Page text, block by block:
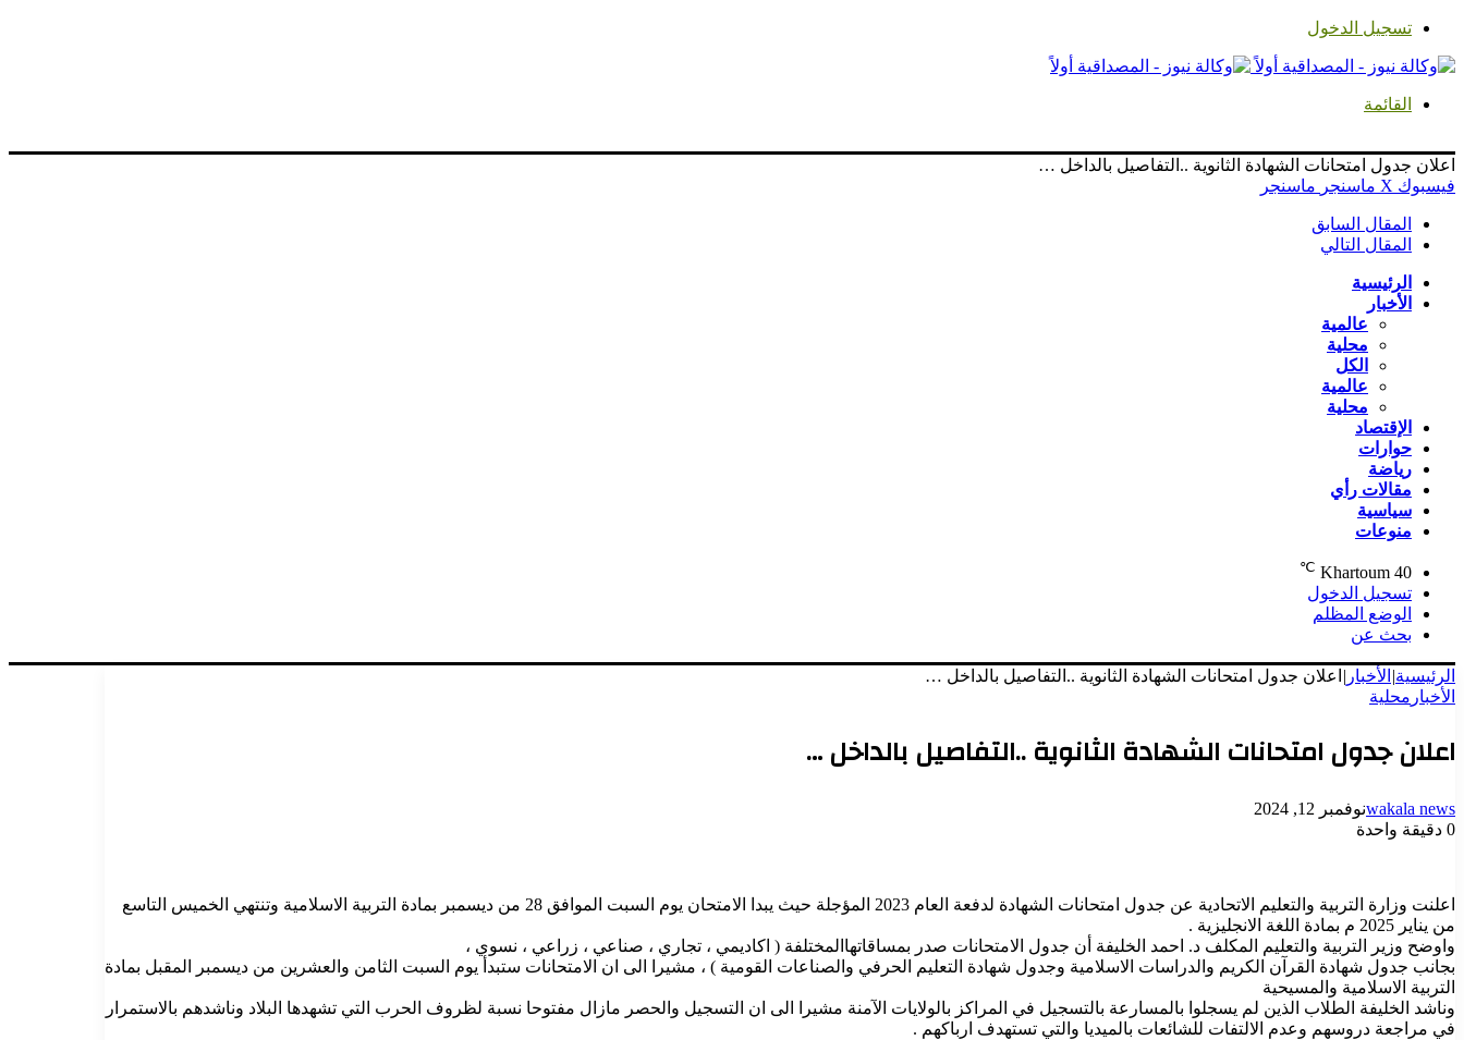
تسجيل الدخول
القائمة
اعلان جدول امتحانات الشهادة الثانوية ..التفاصيل بالداخل …
فيسبوك ‫X ماسنجر ماسنجر
المقال السابق
المقال التالي
الرئيسية
الأخبار
عالمية
محلية
الكل
عالمية
محلية
الإقتصاد
حوارات
رياضة
مقالات رأي
سياسية
منوعات
Khartoum 40
℃
تسجيل الدخول
الوضع المظلم
بحث عن
الرئيسية| الأخبار | اعلان جدول امتحانات الشهادة الثانوية ..التفاصيل بالداخل …
الأخبار محلية
اعلان جدول امتحانات الشهادة الثانوية ..التفاصيل بالداخل …
wakala newsنوفمبر 12, 2024
0 دقيقة واحدة
اعلنت وزارة التربية والتعليم الاتحادية عن جدول امتحانات الشهادة لدفعة العام 2023 المؤجلة حيث يبدا الامتحان يوم السبت الموافق 28 من ديسمبر بمادة التربية الاسلامية وتنتهي الخميس التاسع
من يناير 2025 م بمادة اللغة الانجليزية .
واوضح وزير التربية والتعليم المكلف د. احمد الخليفة أن جدول الامتحانات صدر بمساقاتهاالمختلفة ( اكاديمي ، تجاري ، صناعي ، زراعي ، نسوي ،
بجانب جدول شهادة القرآن الكريم والدراسات الاسلامية وجدول شهادة التعليم الحرفي والصناعات القومية ) ، مشيرا الى ان الامتحانات ستبدأ يوم السبت الثامن والعشرين من ديسمبر المقبل بمادة
التربية الاسلامية والمسيحية
وناشد الخليفة الطلاب الذين لم يسجلوا بالمسارعة بالتسجيل في المراكز بالولايات الآمنة مشيرا الى ان التسجيل والحصر مازال مفتوحا نسبة لظروف الحرب التي تشهدها البلاد وناشدهم بالاستمرار
في مراجعة دروسهم وعدم الالتفات للشائعات بالميديا والتي تستهدف ارباكهم .